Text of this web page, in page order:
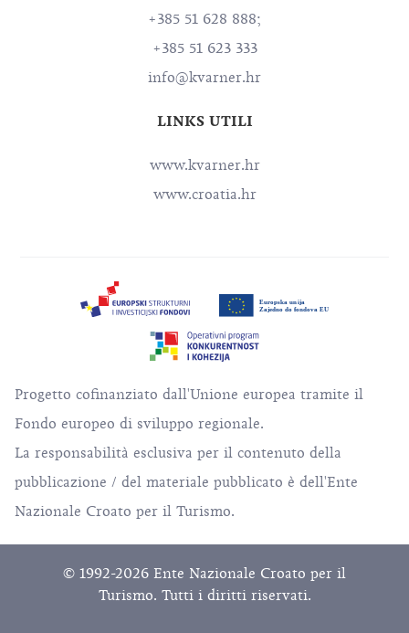
+385 51 628 888;
+385 51 623 333
info@kvarner.hr
LINKS UTILI
www.kvarner.hr
www.croatia.hr
Progetto cofinanziato dall'Unione europea tramite il
Fondo europeo di sviluppo regionale.
La responsabilità esclusiva per il contenuto della
pubblicazione / del materiale pubblicato è dell'Ente
Nazionale Croato per il Turismo.
© 1992-2026 Ente Nazionale Croato per il
Turismo. Tutti i diritti riservati.